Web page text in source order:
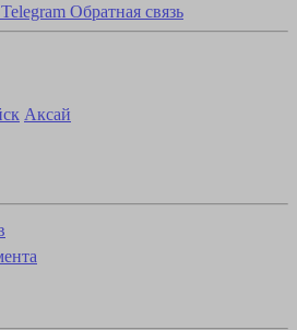
Telegram Обратная связь
Аксай